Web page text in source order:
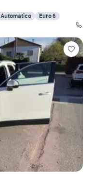
Automatico
Euro 6